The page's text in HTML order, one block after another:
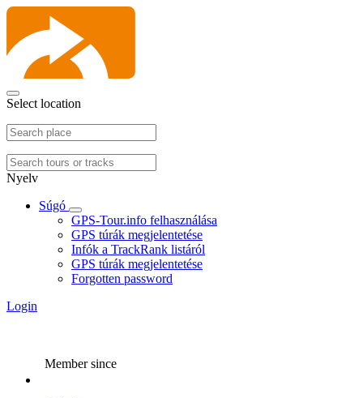
Select location
Nyelv
Súgó
GPS-Tour.info felhasználása
GPS túrák megjelentetése
Infók a TrackRank listáról
GPS túrák megjelentetése
Forgotten password
Login
Member since